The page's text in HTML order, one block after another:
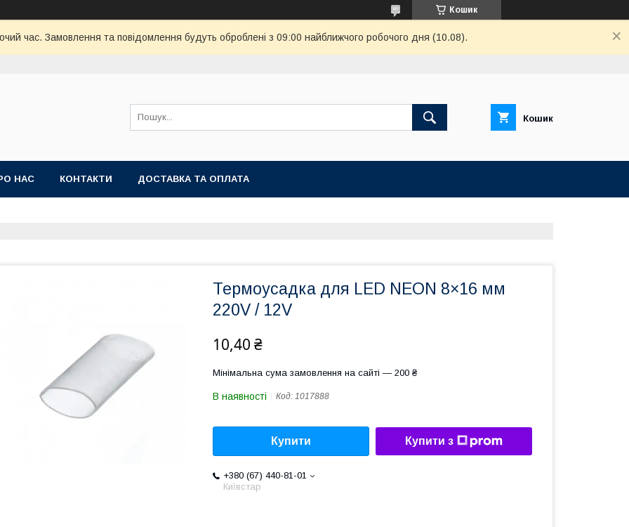
Кошик
час. Замовлення та повідомлення будуть оброблені з 09:00 найближчого робочого дня (10.08).
Кошик
НАС КОНТАКТИ ДОСТАВКА ТА ОПЛАТА
Термоусадка для LED NEON 8×16 мм
220V / 12V
10,40 ₴
Мінімальна сума замовлення на сайті — 200 ₴
В наявності Код: 1017888
Купити Купити з
+380 (67) 440-81-01
Київстар